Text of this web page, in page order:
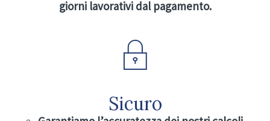
giorni lavorativi dal pagamento.
Sicuro